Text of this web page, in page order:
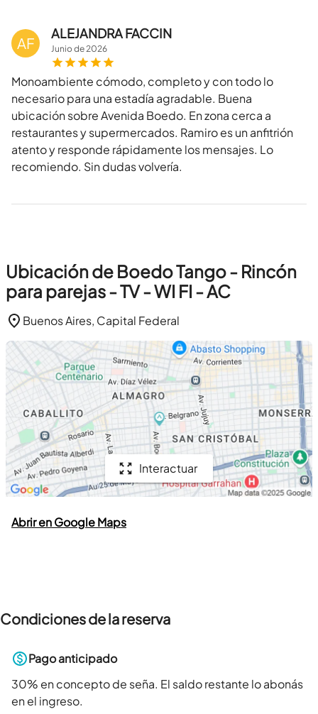
AF
ALEJANDRA FACCIN
Juniode2026
Monoambiente cómodo, completo y con todo lo
necesario para una estadía agradable. Buena
ubicación sobre Avenida Boedo. En zona cerca a
restaurantes y supermercados. Ramiro es un anfitrión
atento y responde rápidamente los mensajes. Lo
recomiendo. Sin dudas volvería.
Ubicación de Boedo Tango - Rincón
para parejas - TV - WI FI - AC
Buenos Aires, Capital Federal
Interactuar
Abrir en Google Maps
Condiciones de la reserva
Pago anticipado
30% en concepto de seña. El saldo restante lo abonás
en el ingreso.